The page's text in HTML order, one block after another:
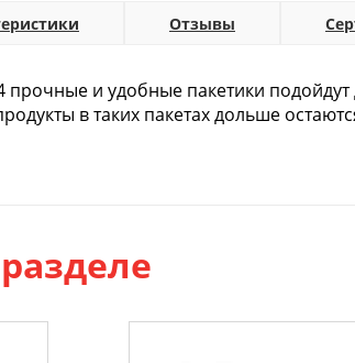
Отзывы
и удобные пакетики
в таких пакетах дольше